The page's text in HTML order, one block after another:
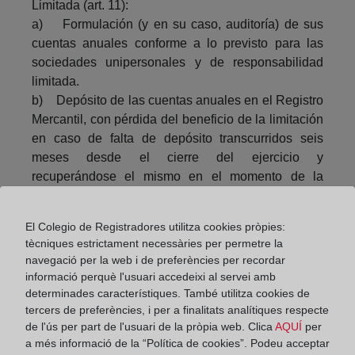
Limitada (art. 11):
a) Formulación (y en su caso, auditoría) de sus
cuentas anuales conforme a lo previsto para las
sociedades unipersonales y de responsabilidad
limitada.
b) Depósito de las cuentas anuales en el Registro
Mercantil, con pérdida del beneficio de la limitación
en caso de falta de depósito transcurridos seis
meses desde el cierre del ejercicio y
recuperándose el mismo en el momento de la
Registradores de un portal público de
emprendedores de responsabilidad limitada de
libre acceso para el usuario ( art. 9.4 ).
Y por último, conforme a la Disposición Adicional 1ª
del Anteproyecto quedan excluidas de la limitación
de responsabilidad las deudas de derecho público.
El Colegio de Registradores utilitza cookies pròpies:
tècniques estrictament necessàries per permetre la
navegació per la web i de preferències per recordar
informació perquè l'usuari accedeixi al servei amb
determinades característiques. També utilitza cookies de
tercers de preferències, i per a finalitats analítiques respecte
de l'ús per part de l'usuari de la pròpia web. ClicaAQUÍ per
a més informació de la “Política de cookies”. Podeu acceptar